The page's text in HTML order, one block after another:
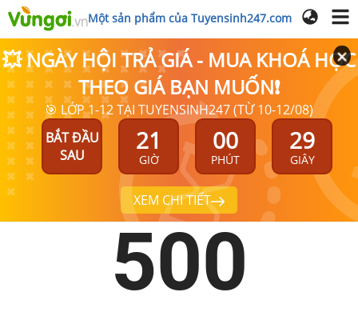
Một sản phẩm của Tuyensinh247.com
💥 NGÀY HỘI TRẢ GIÁ - MUA KHOÁ HỌC
THEO GIÁ BẠN MUỐN❗
🎯 LỚP 1-12 TẠI TUYENSINH247 (TỪ 10-12/08)
BẮT ĐẦU
SAU
21
GIỜ
00
PHÚT
29
GIÂY
XEM CHI TIẾT
500